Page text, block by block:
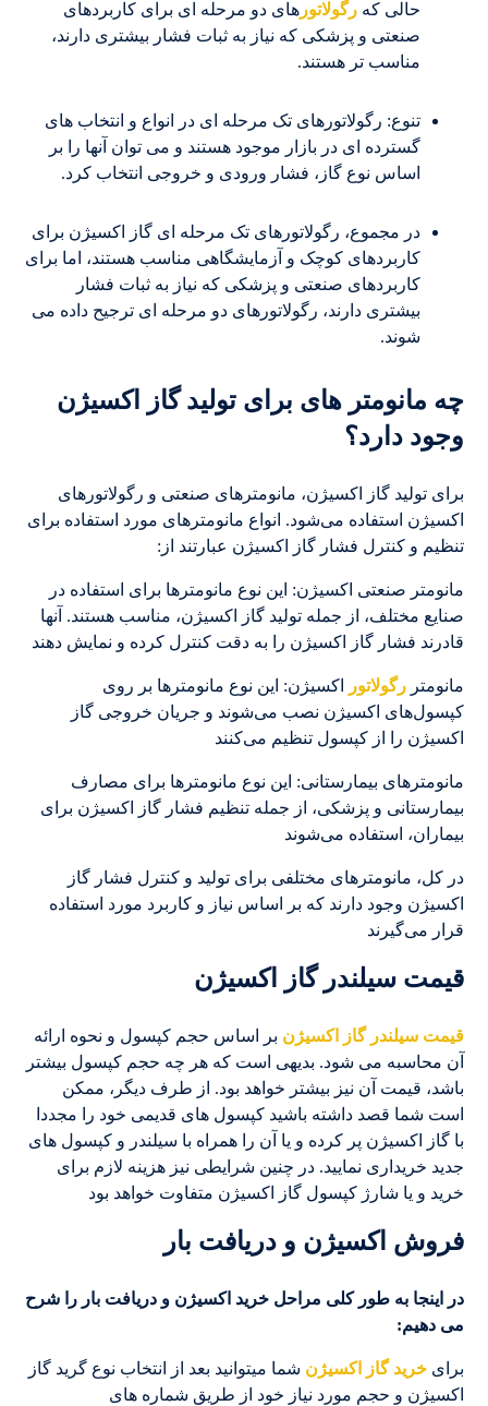
حالی کهرگولاتورهای دو مرحله ای برای کاربردهای
صنعتی و پزشکی که نیاز به ثبات فشار بیشتری دارند،
مناسب تر هستند.
تنوع: رگولاتورهای تک مرحله ای در انواع و انتخاب های
گسترده ای در بازار موجود هستند و می توان آنها را بر
اساس نوع گاز، فشار ورودی و خروجی انتخاب کرد.
در مجموع، رگولاتورهای تک مرحله ای گاز اکسیژن برای
کاربردهای کوچک و آزمایشگاهی مناسب هستند، اما برای
کاربردهای صنعتی و پزشکی که نیاز به ثبات فشار
بیشتری دارند، رگولاتورهای دو مرحله ای ترجیح داده می
شوند.
چه مانومتر های برای تولید گاز اکسیژن
وجود دارد؟
برای تولید گاز اکسیژن، مانومترهای صنعتی و رگولاتورهای
اکسیژن استفاده می‌شود. انواع مانومترهای مورد استفاده برای
تنظیم و کنترل فشار گاز اکسیژن عبارتند از:
مانومتر صنعتی اکسیژن: این نوع مانومترها برای استفاده در
صنایع مختلف، از جمله تولید گاز اکسیژن، مناسب هستند. آنها
قادرند فشار گاز اکسیژن را به دقت کنترل کرده و نمایش دهند
مانومتر رگولاتور
اکسیژن: این نوع مانومترها بر روی
کپسول‌های اکسیژن نصب می‌شوند و جریان خروجی گاز
اکسیژن را از کپسول تنظیم می‌کنند
مانومترهای بیمارستانی: این نوع مانومترها برای مصارف
بیمارستانی و پزشکی، از جمله تنظیم فشار گاز اکسیژن برای
بیماران، استفاده می‌شوند
در کل، مانومترهای مختلفی برای تولید و کنترل فشار گاز
اکسیژن وجود دارند که بر اساس نیاز و کاربرد مورد استفاده
قرار می‌گیرند
قیمت سیلندر گاز اکسیژن
قیمت سیلندر گاز اکسیژن بر اساس حجم کپسول و نحوه ارائه
آن محاسبه می شود. بدیهی است که هر چه حجم کپسول بیشتر
باشد، قیمت آن نیز بیشتر خواهد بود. از طرف دیگر، ممکن
است شما قصد داشته باشید کپسول های قدیمی خود را مجددا
با گاز اکسیژن پر کرده و یا آن را همراه با سیلندر و کپسول های
جدید خریداری نمایید. در چنین شرایطی نیز هزینه لازم برای
خرید و یا شارژ کپسول گاز اکسیژن متفاوت خواهد بود
فروش اکسیژن و دریافت بار
در اینجا به طور کلی مراحل خرید اکسیژن و دریافت بار را شرح
می دهیم:
برایخرید گاز اکسیژن شما میتوانید بعد از انتخاب نوع گرید گاز
اکسیژن و حجم مورد نیاز خود از طریق شماره های